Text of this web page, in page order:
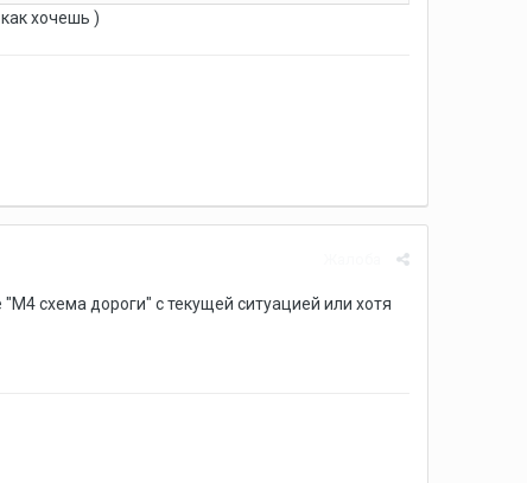
хочешь )
схема дороги" с текущей ситуацией или хотя